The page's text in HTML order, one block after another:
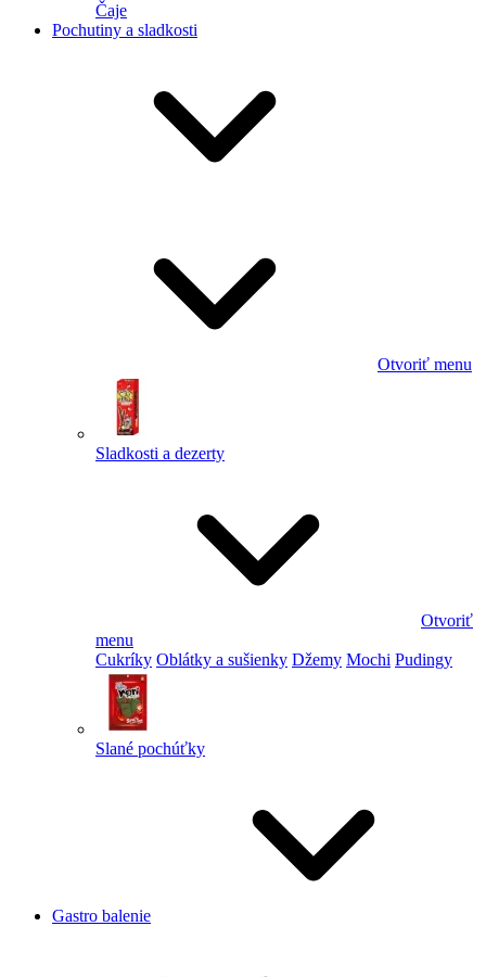
Čaje
Pochutiny a sladkosti
Otvoriť menu
Sladkosti a dezerty
Otvoriť
menu
Cukríky Oblátky a sušienky Džemy Mochi Pudingy
Slané pochúťky
Gastro balenie